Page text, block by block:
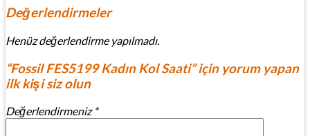
Değerlendirmeler
Henüz değerlendirme yapılmadı.
“Fossil FES5199 Kadın Kol Saati” için yorum yapan
ilk kişi siz olun
Değerlendirmeniz *